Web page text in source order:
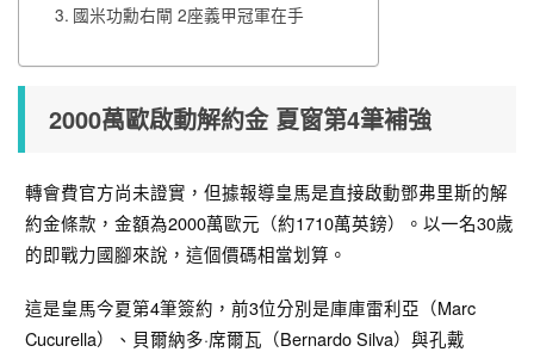
國米功勳右閘 2座義甲冠軍在手
2000萬歐啟動解約金 夏窗第4筆補強
轉會費官方尚未證實，但據報導皇馬是直接啟動鄧弗里斯的解
約金條款，金額為2000萬歐元（約1710萬英鎊）。以一名30歲
的即戰力國腳來說，這個價碼相當划算。
這是皇馬今夏第4筆簽約，前3位分別是庫庫雷利亞（Marc
Cucurella）、貝爾納多·席爾瓦（Bernardo Silva）與孔戴